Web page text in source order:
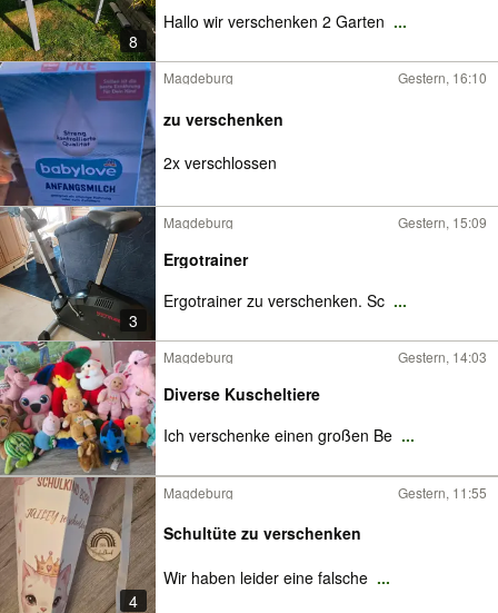
8
Hallo wir verschenken 2 Garten ...
Magdeburg Gestern, 16:10
zu verschenken
2x verschlossen
3
Magdeburg Gestern, 15:09
Ergotrainer
Ergotrainer zu verschenken. Sc ...
Magdeburg Gestern, 14:03
Diverse Kuscheltiere
Ich verschenke einen großen Be ...
4
Magdeburg Gestern, 11:55
Schultüte zu verschenken
Wir haben leider eine falsche ...